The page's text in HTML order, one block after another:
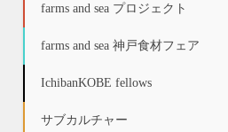
farms and sea プロジェクト
farms and sea 神戸食材フェア
IchibanKOBE fellows
サブカルチャー